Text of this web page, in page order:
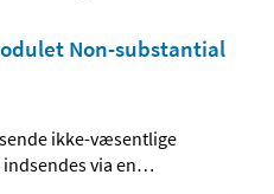
Non-substantial
ikke-væsentlige
via en…